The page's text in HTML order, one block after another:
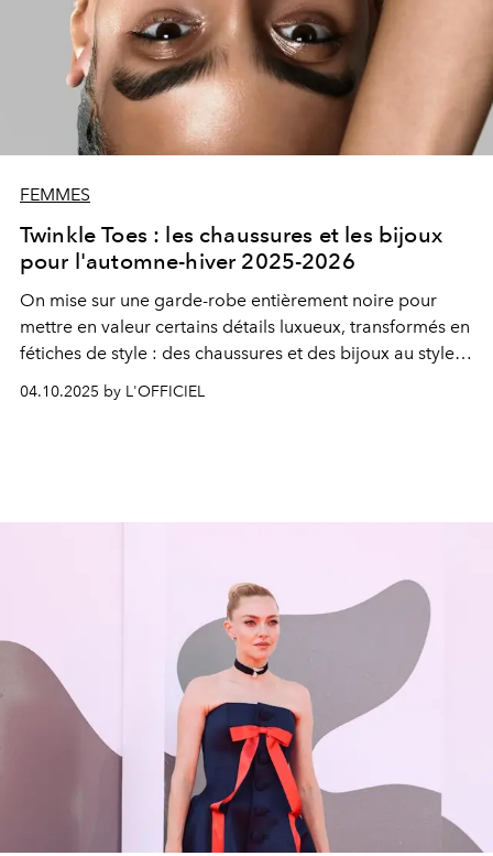
FEMMES
Twinkle Toes : les chaussures et les bijoux
pour l'automne-hiver 2025-2026
On mise sur une garde-robe entièrement noire pour
mettre en valeur certains détails luxueux, transformés en
fétiches de style : des chaussures et des bijoux au style
classique et contemporain.
04.10.2025 by L'OFFICIEL